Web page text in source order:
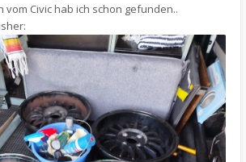
vom Civic hab ich schon gefunden..